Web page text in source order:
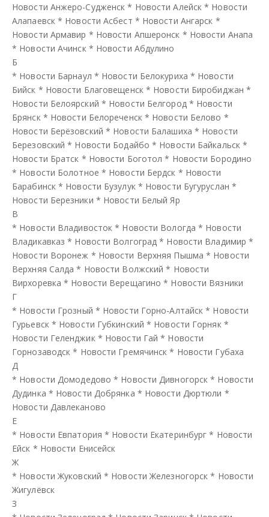
Новости Анжеро-Судженск * Новости Алейск * Новости
Алапаевск * Новости Асбест * Новости Ангарск *
Новости Армавир * Новости Апшеронск * Новости Анапа
* Новости Ачинск * Новости Абдулино
Б
* Новости Барнаул * Новости Белокуриха * Новости
Бийск * Новости Благовещенск * Новости Биробиджан *
Новости Белоярский * Новости Белгород * Новости
Брянск * Новости Белореченск * Новости Белово *
Новости Берёзовский * Новости Балашиха * Новости
Березовский * Новости Бодайбо * Новости Байкальск *
Новости Братск * Новости Боготол * Новости Бородино
* Новости Болотное * Новости Бердск * Новости
Барабинск * Новости Бузулук * Новости Бугуруслан *
Новости Березники * Новости Белый Яр
В
* Новости Владивосток * Новости Вологда * Новости
Владикавказ * Новости Волгоград * Новости Владимир *
Новости Воронеж * Новости Верхняя Пышма * Новости
Верхняя Салда * Новости Волжский * Новости
Вирхоревка * Новости Верещагино * Новости Вязники
Г
* Новости Грозный * Новости Горно-Алтайск * Новости
Гурьевск * Новости Губкинский * Новости Горняк *
Новости Геленджик * Новости Гай * Новости
Горнозаводск * Новости Гремячинск * Новости Губаха
Д
* Новости Домодедово * Новости Дивногорск * Новости
Дудинка * Новости Добрянка * Новости Дюртюли *
Новости Давлеканово
Е
* Новости Евпатория * Новости Екатеринбург * Новости
Ейск * Новости Енисейск
Ж
* Новости Жуковский * Новости Железногорск * Новости
Жигулёвск
З